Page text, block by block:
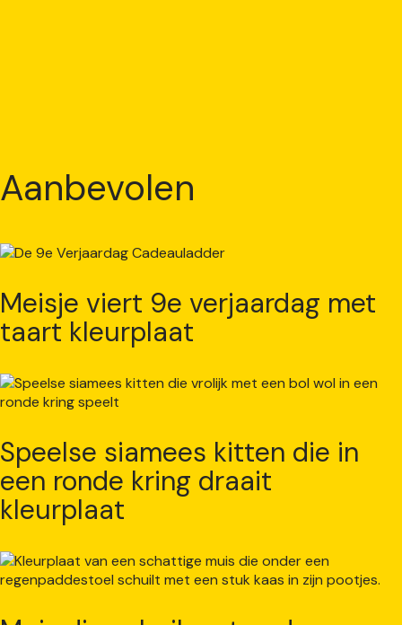
Aanbevolen
Meisje viert 9e verjaardag met
taart kleurplaat
Speelse siamees kitten die in
een ronde kring draait
kleurplaat